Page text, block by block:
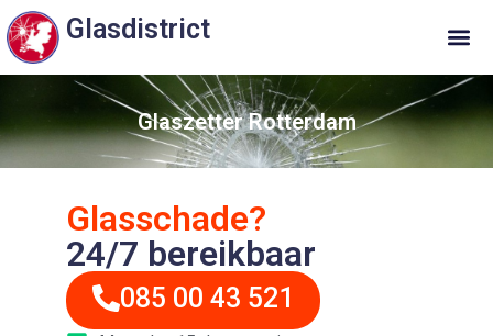
Glasdistrict
Glaszetter Rotterdam
Glasschade?
24/7 bereikbaar
085 00 43 521